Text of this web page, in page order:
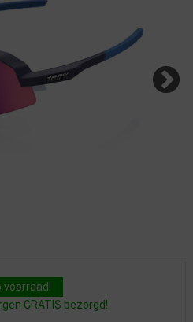
voorraad!
GRATIS bezorgd!